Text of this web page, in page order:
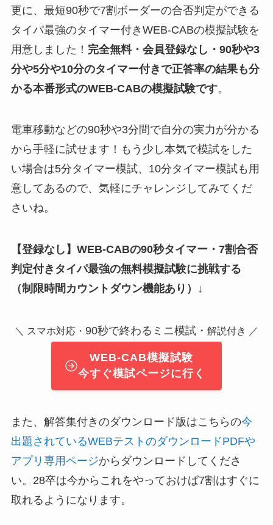
更に、最短90秒で7割ボーダーの合否判定ができる
タイパ最強のタイマー付きWEB-CABの模擬試験を
用意しました！ 完全無料・会員登録なし・90秒や3
分や5分や10分のタイマー付きで正答率の結果も分
かる本番形式のWEB-CABの模擬試験です。
電車移動などの90秒や3分間で自分の実力が分かる
から手軽に試せます！もう少し本気で模試をした
い場合は5分タイマー模試、10分タイマー模試も用
意してあるので、気軽にチャレンジしてみてくだ
さいね。
【登録なし】WEB-CABの90秒タイマー・7割合否
判定付きタイパ最強の無料模擬試験に挑戦する
（制限時間カウントダウン機能あり）↓
＼ スマホ対応・ 90秒で終わるミニ模試・ 解説付き ／
WEB-CAB模擬試験
今すぐ模試ページに行く
また、解答集付きのダウンロード版はこちらの今
出題されているWEBテストのダウンロードPDFや
アプリ専用ページからダウンロードしてくださ
い。28卒は今からこれをやっておけば7割はすぐに
取れるようになります。